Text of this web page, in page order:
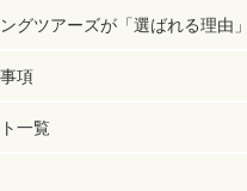
グツアーズが「選ばれる理由
項
一覧